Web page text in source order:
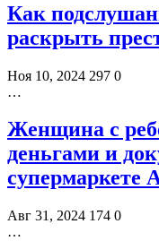
Как
раскрыть
Ноя 10, 2024 297 0
…
Женщина с
деньгами и
супермаркете
Авг 31, 2024 174 0
…